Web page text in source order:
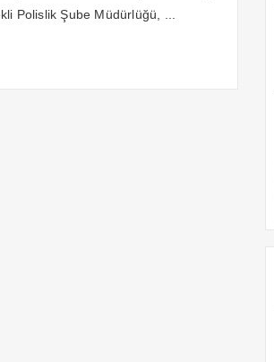
Bulundular
Polislik Şube Müdürlüğü, ...